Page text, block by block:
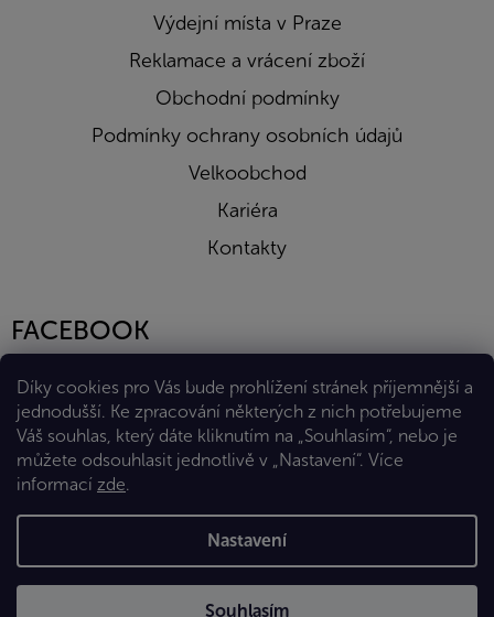
Díky cookies pro Vás bude prohlížení stránek příjemnější a
jednodušší. Ke zpracování některých z nich potřebujeme
Váš souhlas, který dáte kliknutím na „Souhlasím“, nebo je
můžete odsouhlasit jednotlivě v „Nastavení“. Více
informací zde.
Nastavení
Souhlasím
Výdejní místa v Praze
Reklamace a vrácení zboží
Obchodní podmínky
Podmínky ochrany osobních údajů
Velkoobchod
Kariéra
Kontakty
FACEBOOK
Vytvořil Shoptet Premium
Copyright 2026Eshop Diana Company, spol. s r.o.. Všechna
práva vyhrazena.